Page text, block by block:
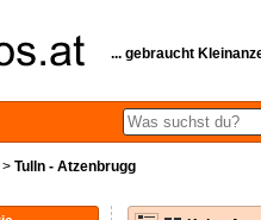
... gebraucht
> Tulln - Atzenbrugg